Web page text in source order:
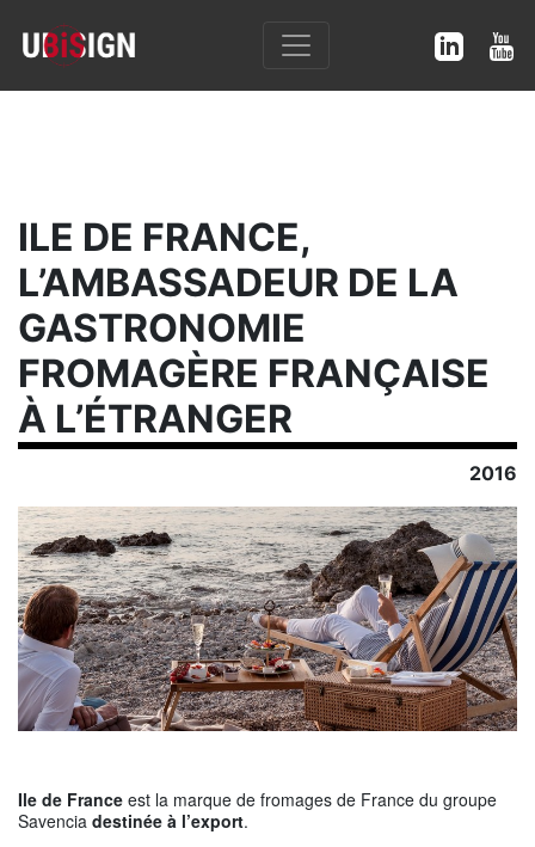
ILE DE FRANCE,
L’AMBASSADEUR DE LA
GASTRONOMIE
FROMAGÈRE FRANÇAISE
À L’ÉTRANGER
2016
Ile de France est la marque de fromages de France du groupe
Savencia destinée à l’export.